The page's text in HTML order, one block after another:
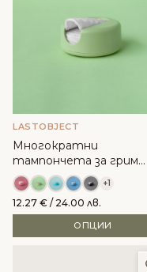
LASTOBJECT
Многократни
тампончета за грим
LASTROUND -
+1
12.27 € / 24.00 лв.
ОПЦИИ